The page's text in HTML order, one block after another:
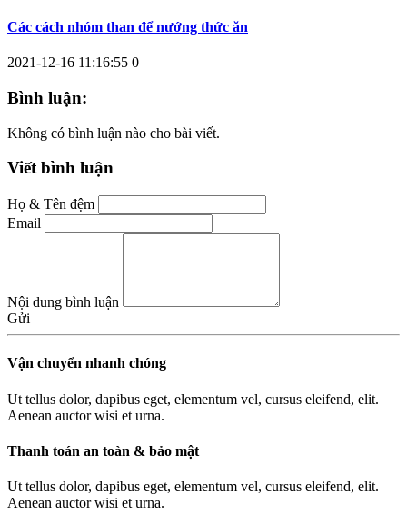
Các cách nhóm than để nướng thức ăn
2021-12-16 11:16:55 0
Bình luận:
Không có bình luận nào cho bài viết.
Viết bình luận
Họ & Tên đệm
Email
Nội dung bình luận
Gửi
Vận chuyển nhanh chóng
Ut tellus dolor, dapibus eget, elementum vel, cursus eleifend, elit.
Aenean auctor wisi et urna.
Thanh toán an toàn & bảo mật
Ut tellus dolor, dapibus eget, elementum vel, cursus eleifend, elit.
Aenean auctor wisi et urna.